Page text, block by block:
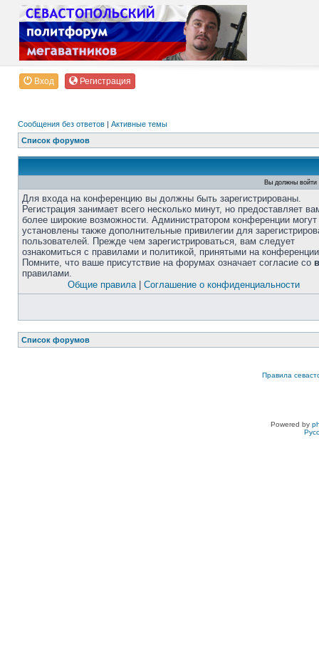
Вход Регистрация
Сообщения без ответов | Активные темы
Список форумов
Вы должны войти
Для входа на конференцию вы должны быть зарегистрированы.
Регистрация занимает всего несколько минут, но предоставляет
более широкие возможности. Администратором конференции
установлены также дополнительные привилегии для
пользователей. Прежде чем зарегистрироваться, вам следует
ознакомиться с правилами и политикой, принятыми на
Помните, что ваше присутствие на форумах означает согласие со
правилами.
Общие правила| Соглашение о конфиденциальности
Список форумов
Правила
Powered by